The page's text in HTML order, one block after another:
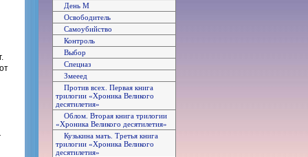
День М
Освободитель
Самоубийство
Контроль
Выбор
Спецназ
Змееед
Против всех. Первая книга
трилогии «Хроника Великого
десятилетия»
Облом. Вторая книга трилогии
«Хроника Великого десятилетия»
Кузькина мать. Третья книга
трилогии «Хроника Великого
десятилетия»